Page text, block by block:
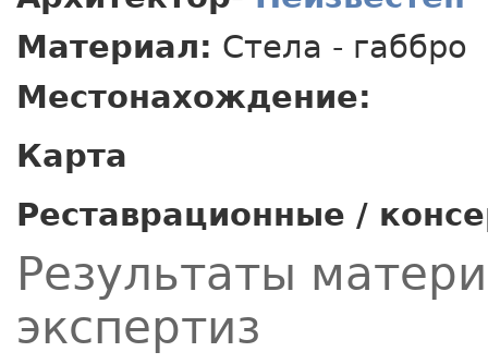
Материал: Стела - габбро
Местонахождение:
Карта
Реставрационные /
Результаты
экспертиз